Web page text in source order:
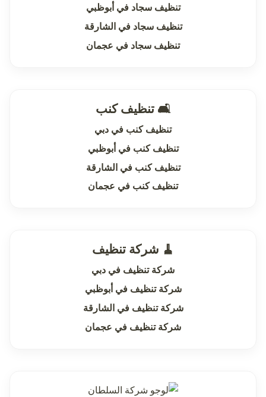
تنظيف سجاد في أبوظبي
تنظيف سجاد في الشارقة
تنظيف سجاد في عجمان
🛋 تنظيف كنب
تنظيف كنب في دبي
تنظيف كنب في أبوظبي
تنظيف كنب في الشارقة
تنظيف كنب في عجمان
🧹 شركة تنظيف
شركة تنظيف في دبي
شركة تنظيف في أبوظبي
شركة تنظيف في الشارقة
شركة تنظيف في عجمان